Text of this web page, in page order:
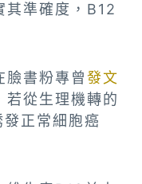
其準確度，B12
臉書粉專曾發文
若從生理機轉的
正常細胞癌